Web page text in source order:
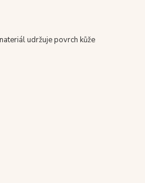
udržuje povrch kůže